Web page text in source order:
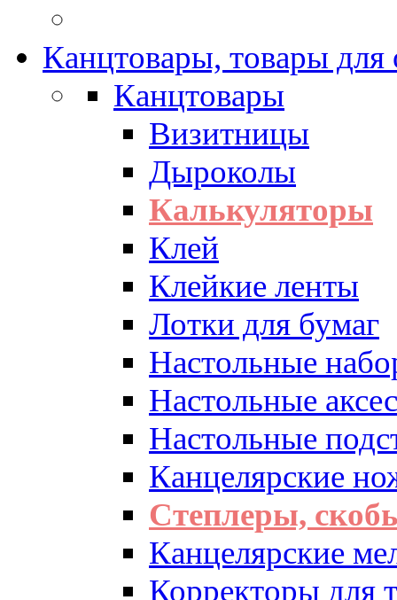
Канцтовары, товары для
Канцтовары
Визитницы
Дыроколы
Калькуляторы
Клей
Клейкие ленты
Лотки для бумаг
Настольные
Настольные
Настольные
Канцелярские
Степлеры,
Канцелярские
Корректоры для